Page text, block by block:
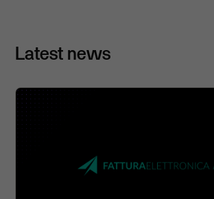
Latest news